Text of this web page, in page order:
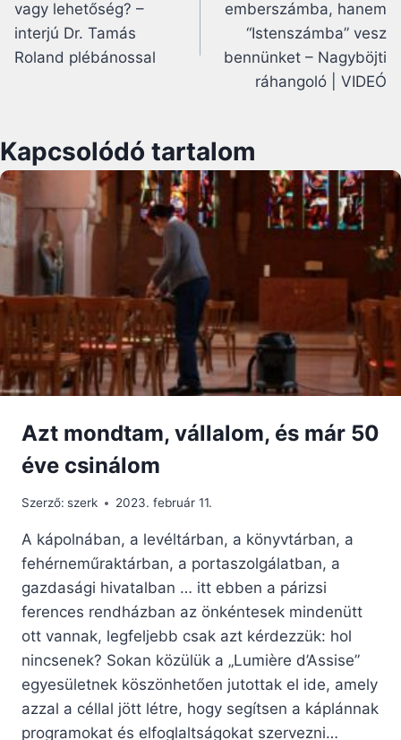
vagy lehetőség? –
interjú Dr. Tamás
Roland plébánossal
emberszámba, hanem
“Istenszámba” vesz
bennünket – Nagyböjti
ráhangoló | VIDEÓ
Kapcsolódó tartalom
Azt mondtam, vállalom, és már 50
éve csinálom
Szerző: szerk 2023. február 11.
A kápolnában, a levéltárban, a könyvtárban, a
fehérneműraktárban, a portaszolgálatban, a
gazdasági hivatalban … itt ebben a párizsi
ferences rendházban az önkéntesek mindenütt
ott vannak, legfeljebb csak azt kérdezzük: hol
nincsenek? Sokan közülük a „Lumière d’Assise”
egyesületnek köszönhetően jutottak el ide, amely
azzal a céllal jött létre, hogy segítsen a káplánnak
programokat és elfoglaltságokat szervezni…